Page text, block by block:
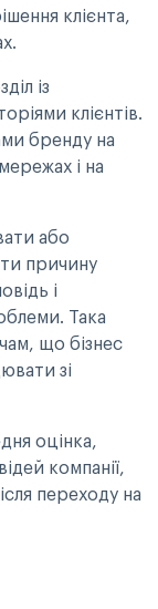
клієнта,
із
клієнтів.
бренду на
і на
або
причину
і
Така
що бізнес
зі
оцінка,
компанії,
переходу на